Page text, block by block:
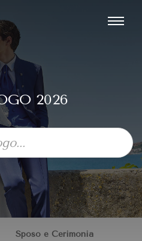
2026
Sposo e Cerimonia